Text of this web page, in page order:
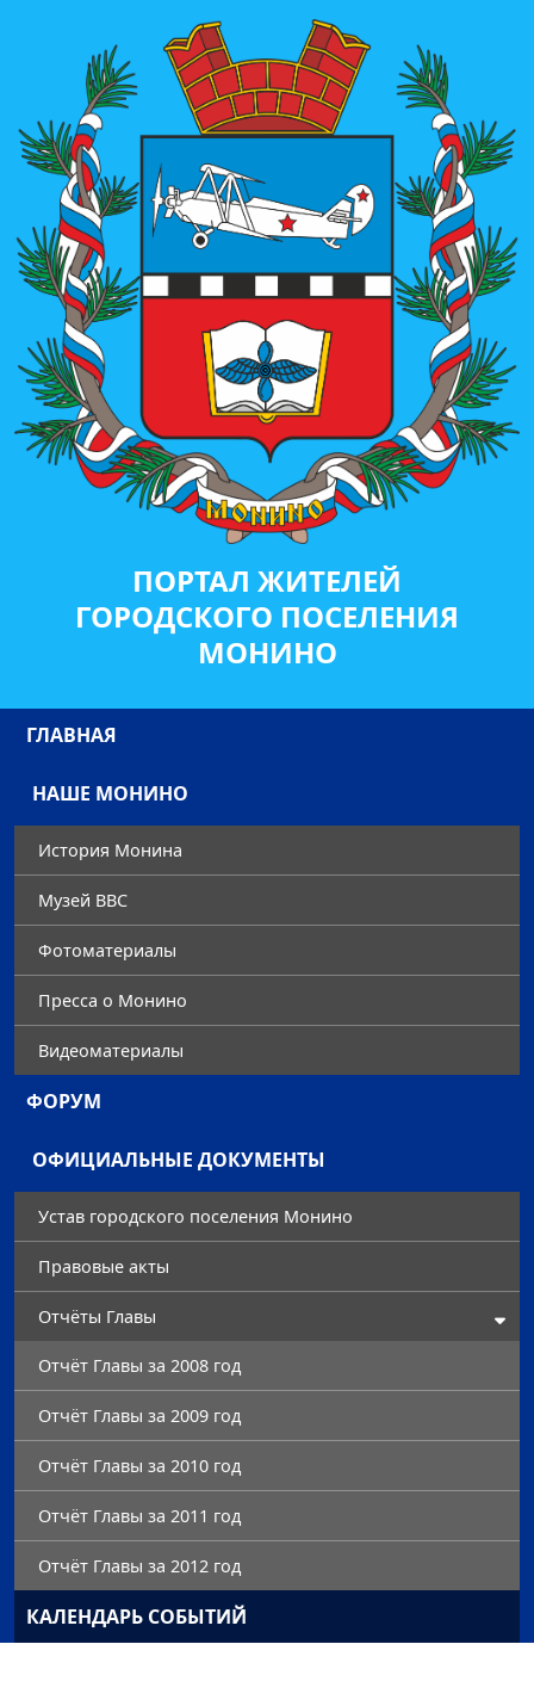
ПОРТАЛ ЖИТЕЛЕЙ
ГОРОДСКОГО ПОСЕЛЕНИЯ
МОНИНО
ГЛАВНАЯ
НАШЕ МОНИНО
История Монина
Музей ВВС
Фотоматериалы
Преccа о Монино
Видеоматериалы
ФОРУМ
ОФИЦИАЛЬНЫЕ ДОКУМЕНТЫ
Устав городского поселения Монино
Правовые акты
Отчёты Главы
Отчёт Главы за 2008 год
Отчёт Главы за 2009 год
Отчёт Главы за 2010 год
Отчёт Главы за 2011 год
Отчёт Главы за 2012 год
КАЛЕНДАРЬ СОБЫТИЙ